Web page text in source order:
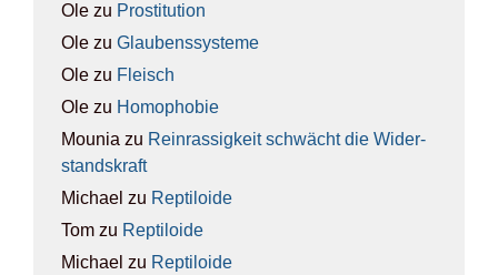
Ole zu Pro­sti­tu­ti­on
Ole zu Glau­bens­sys­te­me
Ole zu Fleisch
Ole zu Homo­pho­bie
Mounia zu Rein­ras­sig­keit schwächt die Wider­
stands­kraft
Michael zu Rep­ti­lo­ide
Tom zu Rep­ti­lo­ide
Michael zu Rep­ti­lo­ide